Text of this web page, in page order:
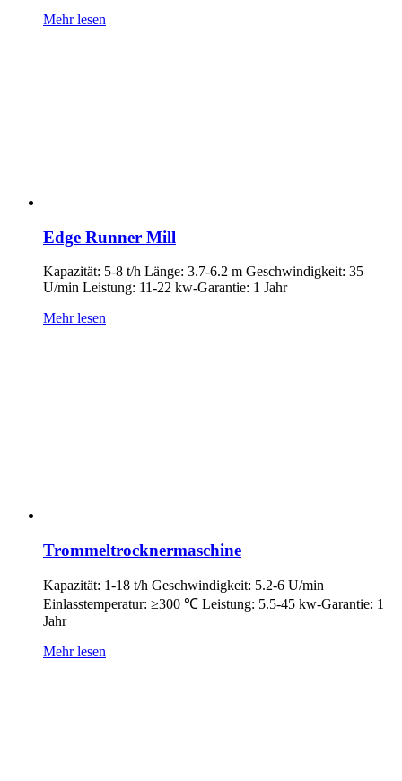
Mehr lesen
Edge Runner Mill
Kapazität: 5-8 t/h Länge: 3.7-6.2 m Geschwindigkeit: 35
U/min Leistung: 11-22 kw-Garantie: 1 Jahr
Mehr lesen
Trommeltrocknermaschine
Kapazität: 1-18 t/h Geschwindigkeit: 5.2-6 U/min
Einlasstemperatur: ≥300 ℃ Leistung: 5.5-45 kw-Garantie: 1
Jahr
Mehr lesen